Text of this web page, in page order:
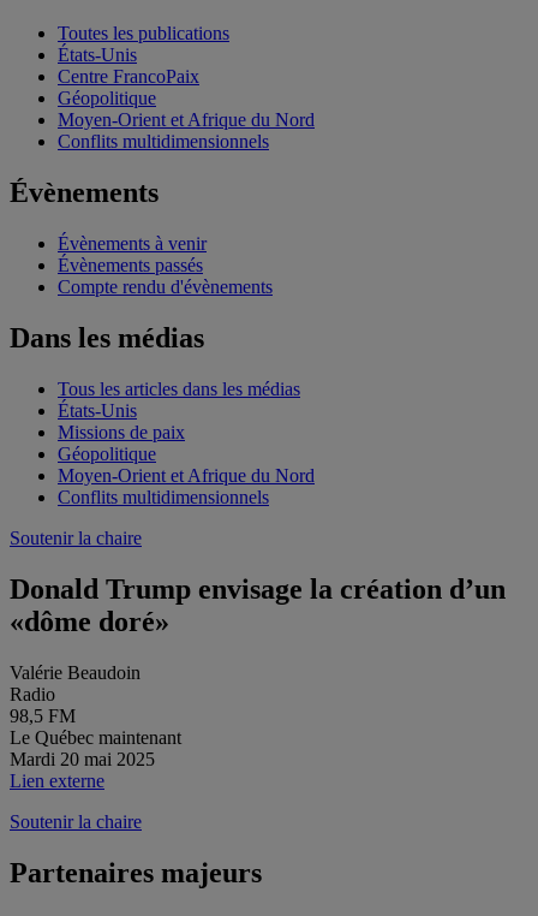
Toutes les publications
États-Unis
Centre FrancoPaix
Géopolitique
Moyen-Orient et Afrique du Nord
Conflits multidimensionnels
Évènements
Évènements à venir
Évènements passés
Compte rendu d'évènements
Dans les médias
Tous les articles dans les médias
États-Unis
Missions de paix
Géopolitique
Moyen-Orient et Afrique du Nord
Conflits multidimensionnels
Soutenir la chaire
Donald Trump envisage la création d’un
«dôme doré»
Valérie Beaudoin
Radio
98,5 FM
Le Québec maintenant
Mardi 20 mai 2025
Lien externe
Soutenir la chaire
Partenaires majeurs